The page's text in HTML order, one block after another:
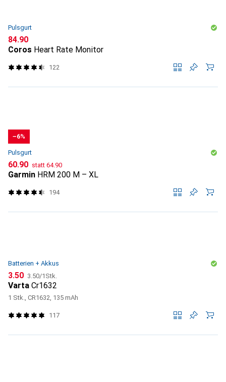
Pulsgurt
CHF
84.90
Coros Heart Rate Monitor
122
−6%
Pulsgurt
CHF
60.90 statt CHF
64.90
Garmin HRM 200 M – XL
194
Batterien + Akkus
CHF
3.50 CHF
3.50/1Stk.
Varta Cr1632
1 Stk., CR1632, 135 mAh
117